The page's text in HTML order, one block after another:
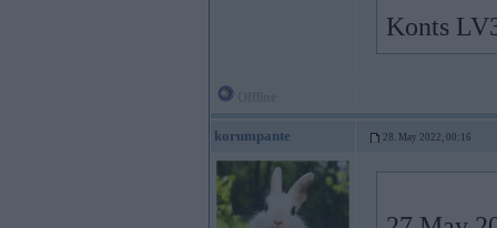
Konts
korumpante 28. May 2022, 00:16